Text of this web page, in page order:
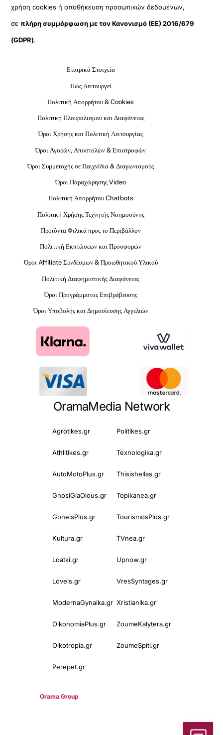
χρήση cookies ή αποθήκευση προσωπικών δεδομένων,
σεπλήρη συμμόρφωση με τον Κανονισμό (ΕΕ) 2016/679
(GDPR).
Εταιρικά Στοιχεία
Πώς Λειτουργεί
Πολιτική Απορρήτου & Cookies
Πολιτική Πλουραλισμού και Διαφάνειας
Όροι Χρήσης και Πολιτική Λειτουργίας
Όροι Αγορών, Αποστολών & Επιστροφών
Όροι Συμμετοχής σε Παιχνίδια & Διαγωνισμούς
Όροι Παραχώρησης Video
Πολιτική Απορρήτου Chatbots
Πολιτική Χρήσης Τεχνητής Νοημοσύνης
Προϊόντα Φιλικά προς το Περιβάλλον
Πολιτική Εκπτώσεων και Προσφορών
Όροι Affiliate Συνδέσμων & Προωθητικού Υλικού
Πολιτική Διαφημιστικής Διαφάνειας
Όροι Προγράμματος Επιβράβευσης
Όροι Υποβολής και Δημοσίευσης Αγγελιών
OramaMedia Network
Agrotikes.gr Politikes.gr
Athlitikes.gr Texnologika.gr
AutoMotoPlus.gr Thisishellas.gr
GnosiGiaOlous.gr Topikanea.gr
GoneisPlus.gr TourismosPlus.gr
Kultura.gr TVnea.gr
Loatki.gr Upnow.gr
Loveis.gr VresSyntages.gr
ModernaGynaika.gr Xristianika.gr
OikonomiaPlus.gr ZoumeKalytera.gr
Oikotropia.gr ZoumeSpiti.gr
Perepet.gr
Orama Group